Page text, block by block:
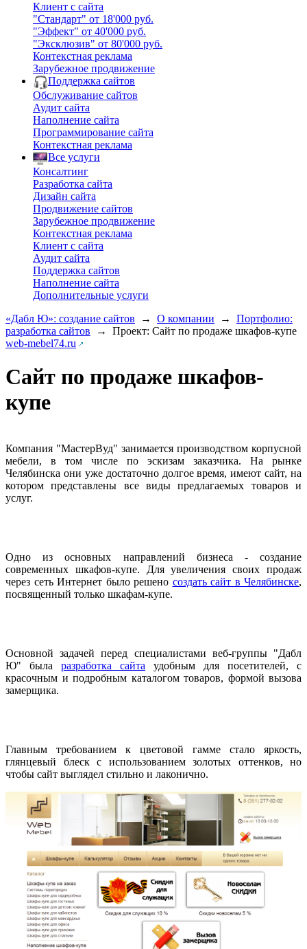
Клиент с сайта
"Стандарт" от 18'000 руб.
"Эффект" от 40'000 руб.
"Эксклюзив" от 80'000 руб.
Контекстная реклама
Зарубежное продвижение
Поддержка сайтов
Обслуживание сайтов
Аудит сайта
Наполнение сайта
Программирование сайта
Контекстная реклама
Все услуги
Консалтинг
Разработка сайта
Дизайн сайта
Продвижение сайтов
Зарубежное продвижение
Контекстная реклама
Клиент с сайта
Аудит сайта
Поддержка сайтов
Наполнение сайта
Дополнительные услуги
«Дабл Ю»: создание сайтов
→ О компании →
Портфолио:
разработка сайтов
→
Проект: Сайт по продаже шкафов-купе
web-mebel74.ru
Сайт по продаже шкафов-
купе
Компания "МастерВуд" занимается производством корпусной
мебели, в том числе по эскизам заказчика. На рынке
Челябинска они уже достаточно долгое время, имеют сайт, на
котором представлены все виды предлагаемых товаров и
услуг.
Одно из основных направлений бизнеса - создание
современных шкафов-купе. Для увеличения своих продаж
через сеть Интернет было решено создать сайт в Челябинске,
посвященный только шкафам-купе.
Основной задачей перед специалистами веб-группы "Дабл
Ю" была разработка сайта удобным для посетителей, с
красочным и подробным каталогом товаров, формой вызова
замерщика.
Главным требованием к цветовой гамме стало яркость,
глянцевый блеск с использованием золотых оттенков, но
чтобы сайт выглядел стильно и лаконично.